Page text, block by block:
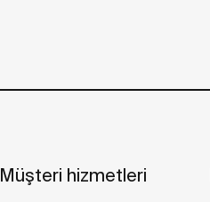
Müşteri hizmetleri